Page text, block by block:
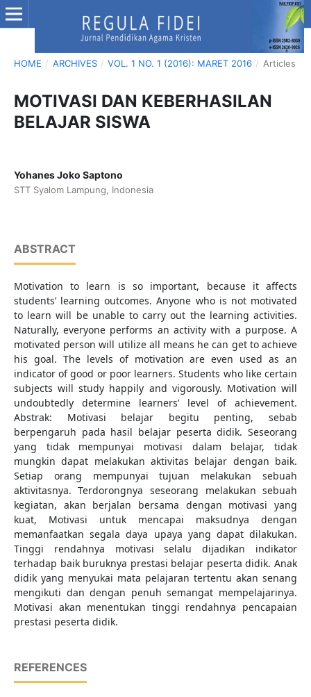
HOME / ARCHIVES / VOL. 1 NO. 1 (2016): MARET 2016 / Articles
MOTIVASI DAN KEBERHASILAN
BELAJAR SISWA
Yohanes Joko Saptono
STT Syalom Lampung, Indonesia
ABSTRACT
Motivation to learn is so important, because it affects
students’ learning outcomes. Anyone who is not motivated
to learn will be unable to carry out the learning activities.
Naturally, everyone performs an activity with a purpose. A
motivated person will utilize all means he can get to achieve
his goal. The levels of motivation are even used as an
indicator of good or poor learners. Students who like certain
subjects will study happily and vigorously. Motivation will
undoubtedly determine learners’ level of achievement.
Abstrak: Motivasi belajar begitu penting, sebab
berpengaruh pada hasil belajar peserta didik. Seseorang
yang tidak mempunyai motivasi dalam belajar, tidak
mungkin dapat melakukan aktivitas belajar dengan baik.
Setiap orang mempunyai tujuan melakukan sebuah
aktivitasnya. Terdorongnya seseorang melakukan sebuah
kegiatan, akan berjalan bersama dengan motivasi yang
kuat, Motivasi untuk mencapai maksudnya dengan
memanfaatkan segala daya upaya yang dapat dilakukan.
Tinggi rendahnya motivasi selalu dijadikan indikator
terhadap baik buruknya prestasi belajar peserta didik. Anak
didik yang menyukai mata pelajaran tertentu akan senang
mengikuti dan dengan penuh semangat mempelajarinya.
Motivasi akan menentukan tinggi rendahnya pencapaian
prestasi peserta didik.
REFERENCES